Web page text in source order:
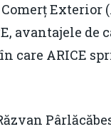
Exterior
avantajele de
care ARICE